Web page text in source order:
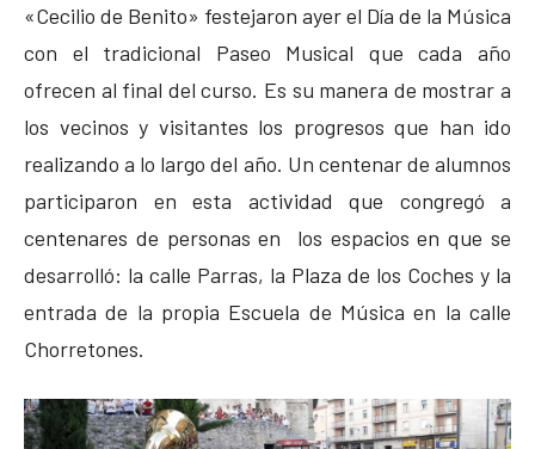
«Cecilio de Benito» festejaron ayer el Día de la Música
con el tradicional Paseo Musical que cada año
ofrecen al final del curso. Es su manera de mostrar a
los vecinos y visitantes los progresos que han ido
realizando a lo largo del año. Un centenar de alumnos
participaron en esta actividad que congregó a
centenares de personas en los espacios en que se
desarrolló: la calle Parras, la Plaza de los Coches y la
entrada de la propia Escuela de Música en la calle
Chorretones.